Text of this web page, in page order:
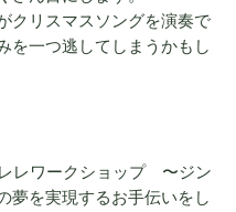
クリスマスソングを演奏で
を一つ逃してしまうかもし
レワークショップ 〜ジン
夢を実現するお手伝いをし